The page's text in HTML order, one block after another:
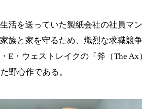
活を送っていた製紙会社の社員マ
族と家を守るため、熾烈な求職競
E・ウェストレイクの『斧（The
野心作である。